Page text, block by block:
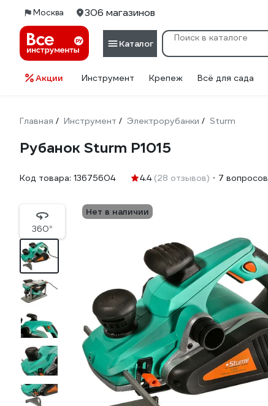
Москва 306 магазинов
Каталог
Акции Инструмент Крепеж Всё для сада
Главная / Инструмент / Электрорубанки / Sturm
Рубанок Sturm P1015
Код товара: 13675604 4.4 (28 отзывов) 7 вопросов
360°
Нет в наличии